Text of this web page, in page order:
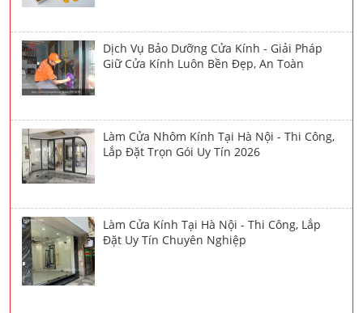
Dịch Vụ Bảo Dưỡng Cửa Kính - Giải Pháp
Giữ Cửa Kính Luôn Bền Đẹp, An Toàn
Làm Cửa Nhôm Kính Tại Hà Nội - Thi Công,
Lắp Đặt Trọn Gói Uy Tín 2026
Làm Cửa Kính Tại Hà Nội - Thi Công, Lắp
Đặt Uy Tín Chuyên Nghiệp